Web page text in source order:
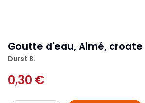
Goutte d'eau, Aimé, croate
Durst B.
0,30 €